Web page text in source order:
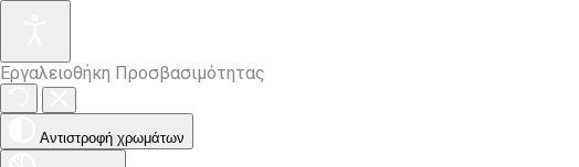
Εργαλειοθήκη Προσβασιμότητας
Αντιστροφή χρωμάτων